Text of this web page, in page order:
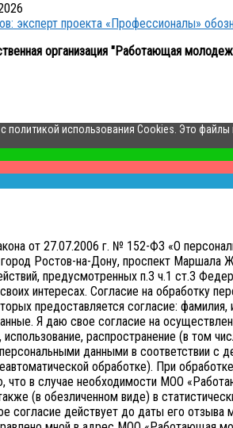
эксперт проекта «Профессионалы»
организация "Работающая
политикой использования Cookies. Это
от 27.07.2006 г. № 152-ФЗ «О
Ростов-на-Дону, проспект Маршала
предусмотренных п.3 ч.1 ст.3
интересах. Согласие на обработку
предоставляется согласие:
Я даю свое согласие на
распространение (в том
данными в соответствии с
обработке). При
в случае необходимости МОО
(в обезличенном виде) в
согласие действует до даты его